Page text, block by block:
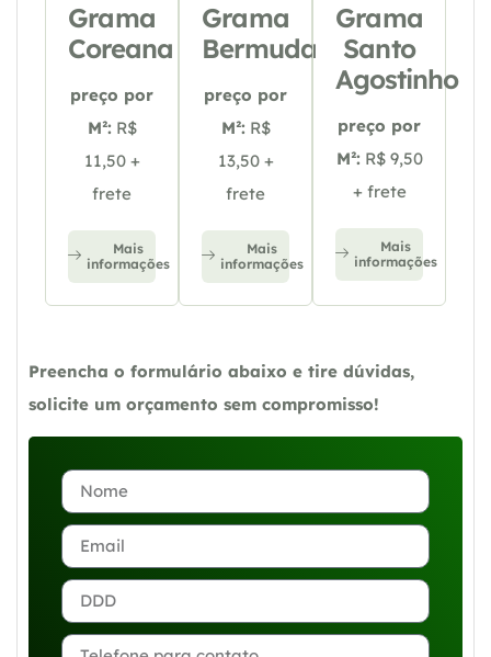
Grama
Coreana
preço por
M²: R$
11,50 +
frete
Mais
informações
Grama
Bermuda
preço por
M²: R$
13,50 +
frete
Mais
informações
Grama
Santo
Agostinho
preço por
M²: R$ 9,50
+ frete
Mais
informações
Preencha o formulário abaixo e tire dúvidas,
solicite um orçamento sem compromisso!